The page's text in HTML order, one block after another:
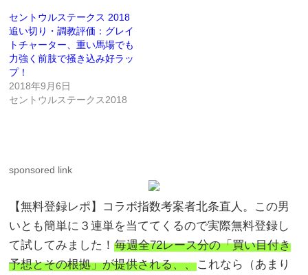
セントウルステークス 2018
追い切り・調教評価：グレイ
トチャーター、重い馬場でも
力強く前肢で掻き込み好ラッ
プ！
2018年9月6日
セントウルステークス2018
sponsored link
【無料登録レポ】コラボ指数考案者北条直人。この男
いとも簡単に３連単を当ててくるので実際無料登録し
て試してみました！毎週全72レース分の「買い目付き
予想とその根拠」が提供される、、これなら（あまり